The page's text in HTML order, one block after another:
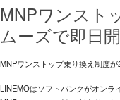
MNPワンスト
ムーズで即日
MNPワンストップ乗り換え制度が
LINEMOはソフトバンクがオンラ